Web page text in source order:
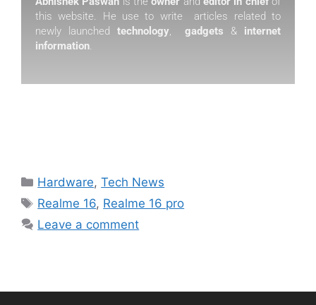
this website. He use to write articles related to
newly launched technology,gadgets & internet
information.
Hardware,Tech News
Realme 16, Realme 16 pro
Leave a comment